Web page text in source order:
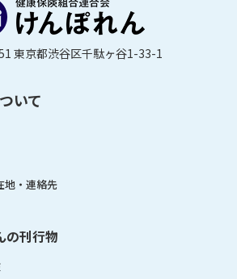
東京都渋谷区千駄ヶ谷1-33-1
いて
地・連絡先
の刊行物